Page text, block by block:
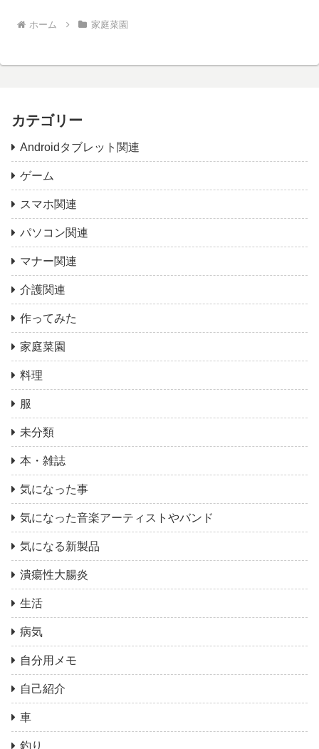
ホーム 家庭菜園
カテゴリー
Androidタブレット関連
ゲーム
スマホ関連
パソコン関連
マナー関連
介護関連
作ってみた
家庭菜園
料理
服
未分類
本・雑誌
気になった事
気になった音楽アーティストやバンド
気になる新製品
潰瘍性大腸炎
生活
病気
自分用メモ
自己紹介
車
釣り